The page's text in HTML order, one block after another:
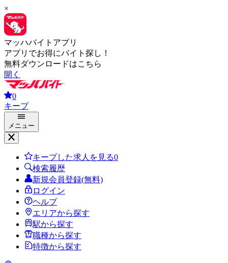
×
マッハバイトアプリ
アプリでお得にバイト探し！
無料ダウンロードはこちら
開く
0
キープ
メニュー
キープした求人を見る0
検索履歴
新規会員登録(無料)
ログイン
ヘルプ
エリアから探す
駅から探す
職種から探す
特徴から探す